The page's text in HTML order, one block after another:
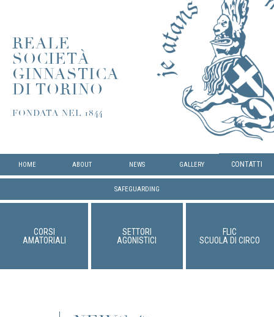
REALE
SOCIETÀ
GINNASTICA
DI TORINO
FONDATA NEL 1844
HOME ABOUT NEWS GALLERY CONTATTI
SAFEGUARDING
CORSI
AMATORIALI
SETTORI
AGONISTICI
FLIC
SCUOLA DI CIRCO